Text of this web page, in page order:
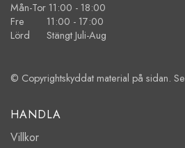
Mån-Tor 11:00 - 18:00
Fre 11:00 - 17:00
Lörd Stängt Juli-Aug
© Copyrightskyddat material på sidan. Se
HANDLA
Villkor